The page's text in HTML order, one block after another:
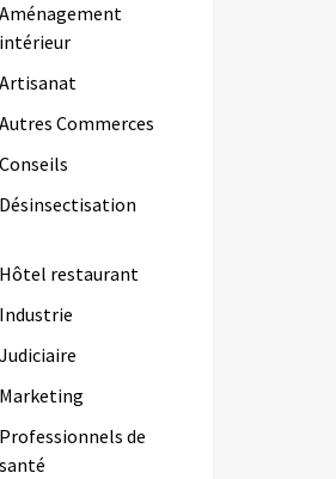
Aménagement
intérieur
Artisanat
Autres Commerces
Conseils
Désinsectisation
Hôtel restaurant
Industrie
Judiciaire
Marketing
Professionnels de
santé